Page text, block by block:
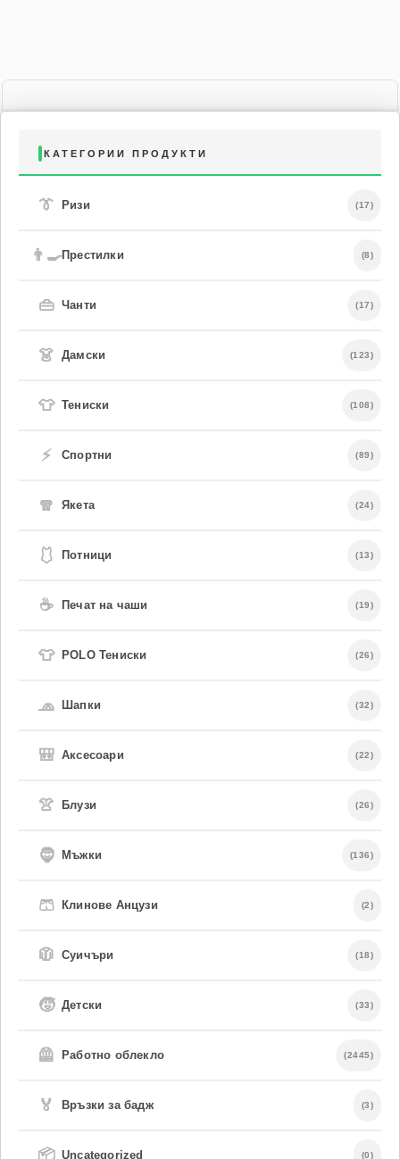
КАТЕГОРИИ ПРОДУКТИ
👔 Ризи (17)
👨‍🍳Престилки (8)
👜 Чанти (17)
👗 Дамски (123)
👕 Тениски (108)
⚡ Спортни (89)
🧣 Якета (24)
🩱 Потници (13)
☕ Печат на чаши (19)
👕 POLO Тениски (26)
🧢 Шапки (32)
🎒 Аксесоари (22)
👚 Блузи (26)
🧔 Мъжки (136)
🩳 Клинове Анцузи (2)
🧥 Суичъри (18)
🧒 Детски (33)
🦺 Работно облекло (2445)
🏅 Връзки за бадж (3)
Uncategorized (0)